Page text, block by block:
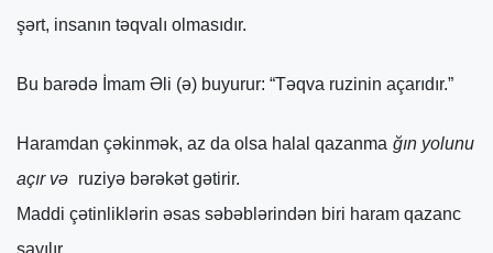
şərt, insanın təqvalı olmasıdır.
Bu barədə İmam Əli (ə) buyurur: “Təqva ruzinin açarıdır.”
Haramdan çəkinmək, az da olsa halal qazanma ğın yolunu
açır və ruziyə bərəkət gətirir.
Maddi çətinliklərin əsas səbəblərindən biri haram qazanc
sayılır.